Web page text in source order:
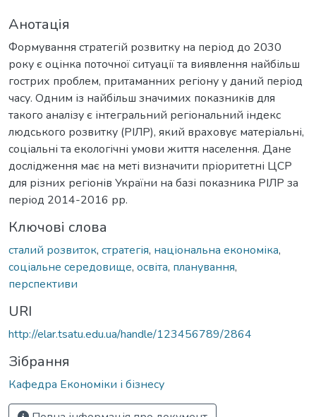
Анотація
Формування стратегій розвитку на період до 2030
року є оцінка поточної ситуації та виявлення найбільш
гострих проблем, притаманних регіону у даний період
часу. Одним із найбільш значимих показників для
такого аналізу є інтегральний регіональний індекс
людського розвитку (РІЛР), який враховує матеріальні,
соціальні та екологічні умови життя населення. Дане
дослідження має на меті визначити пріоритетні ЦСР
для різних регіонів України на базі показника РІЛР за
період 2014-2016 рр.
Ключові слова
сталий розвиток, стратегія, національна економіка,
соціальне середовище, освіта, планування,
перспективи
URI
http://elar.tsatu.edu.ua/handle/123456789/2864
Зібрання
Кафедра Економіки і бізнесу